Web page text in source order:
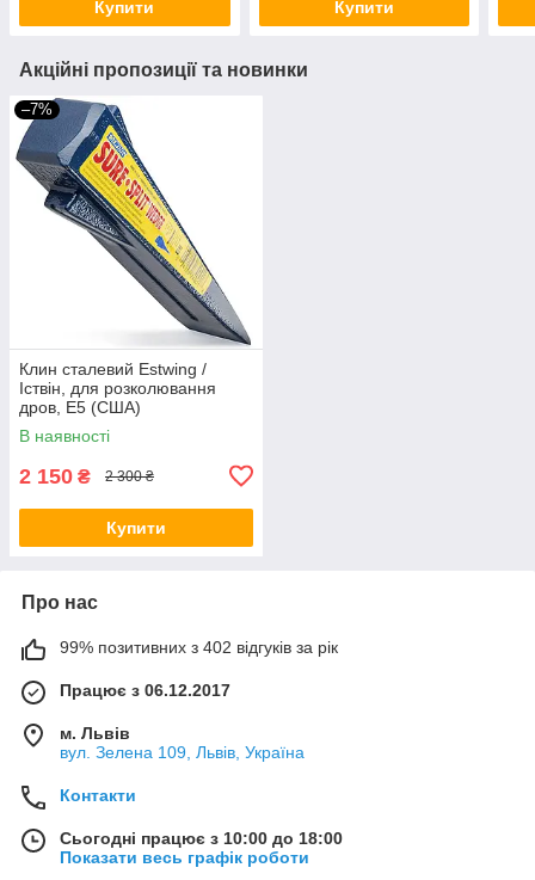
Купити Купити
Акційні пропозиції та новинки
–7%
Клин сталевий Estwing /
Іствін, для розколювання
дров, E5 (США)
В наявності
2 150 ₴ 2 300 ₴
Купити
Про нас
99% позитивних з 402 відгуків за рік
Працює з 06.12.2017
м. Львів
вул. Зелена 109, Львів, Україна
Контакти
Сьогодні працює з 10:00 до 18:00
Показати весь графік роботи